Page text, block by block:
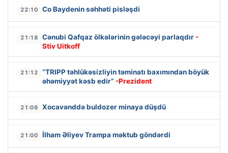
22:10 Co Baydenin səhhəti pisləşdi
21:18 Cənubi Qafqaz ölkələrinin gələcəyi parlaqdır -
Stiv Uitkoff
21:12
“TRIPP təhlükəsizliyin təminatı baxımından böyük
əhəmiyyət kəsb edir” -Prezident
21:08 Xocavənddə buldozer minaya düşdü
21:00 İlham Əliyev Trampa məktub göndərdi